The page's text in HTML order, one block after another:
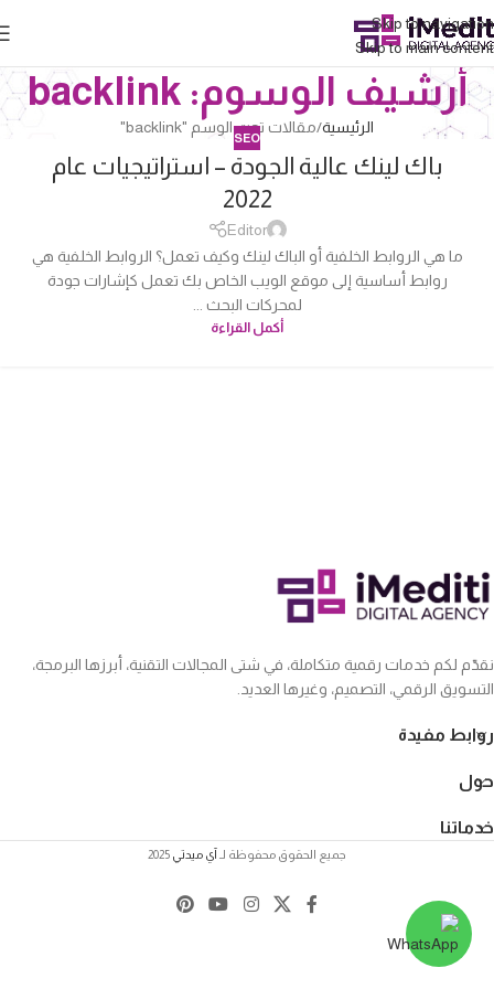
Skip to navigation
Skip to main content
أرشيف الوسوم: backlink
الرئيسية مقالات تحت الوسم "backlink"
SEO
باك لينك عالية الجودة – استراتيجيات عام
2022
Editor
ما هي الروابط الخلفية أو الباك لينك وكيف تعمل؟ الروابط الخلفية هي
روابط أساسية إلى موقع الويب الخاص بك تعمل كإشارات جودة
لمحركات البحث ...
أكمل القراءة
نقدّم لكم خدمات رقمية متكاملة، في شتى المجالات التقنية، أبرزها البرمجة،
التسويق الرقمي، التصميم، وغيرها العديد.
روابط مفيدة
حول
خدماتنا
جميع الحقوق محفوظة لـ آي ميدتي